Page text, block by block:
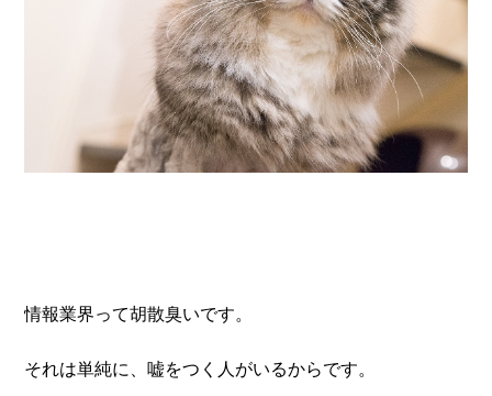
情報業界って胡散臭いです。
それは単純に、嘘をつく人がいるからです。